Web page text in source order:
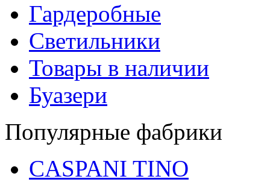
Гардеробные
Светильники
Товары в наличии
Буазери
Популярные фабрики
CASPANI TINO